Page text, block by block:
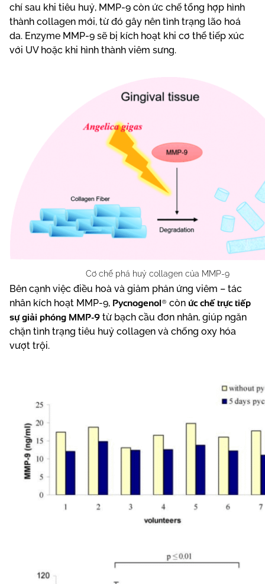
chí sau khi tiêu huỷ, MMP-9 còn ức chế tổng hợp hình
thành collagen mới, từ đó gây nên tình trạng lão hoá
da. Enzyme MMP-9 sẽ bị kích hoạt khi cơ thể tiếp xúc
với UV hoặc khi hình thành viêm sưng.
Cơ chế phá huỷ collagen của MMP-9
Bên cạnh việc điều hoà và giảm phản ứng viêm – tác
nhân kích hoạt MMP-9, Pycnogenol® còn ức chế trực tiếp
sự giải phóng MMP-9 từ bạch cầu đơn nhân, giúp ngăn
chặn tình trạng tiêu huỷ collagen và chống oxy hóa
vượt trội.